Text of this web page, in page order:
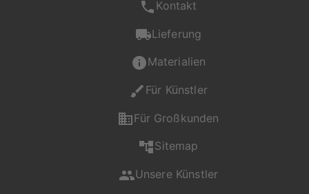
Kontakt
Lieferung
Materialien
Für Künstler
Für Großkunden
Sitemap
Unsere Künstler